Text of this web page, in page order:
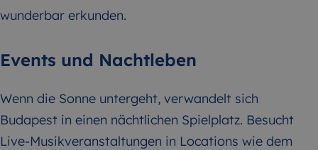
wunderbar erkunden.
Events und Nachtleben
Wenn die Sonne untergeht, verwandelt sich
Budapest in einen nächtlichen Spielplatz. Besucht
Live-Musikveranstaltungen in Locations wie dem